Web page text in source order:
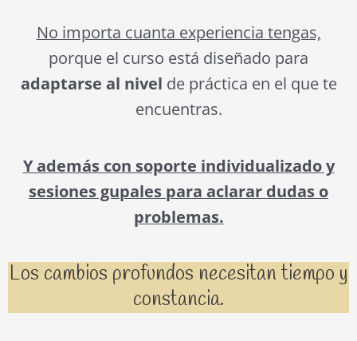
No importa cuanta experiencia tengas,
porque el curso está diseñado para
adaptarse al nivel de práctica en el que te
encuentras.
Y además con soporte individualizado y
sesiones gupales para aclarar dudas o
problemas.
Los cambios profundos necesitan tiempo y
constancia.